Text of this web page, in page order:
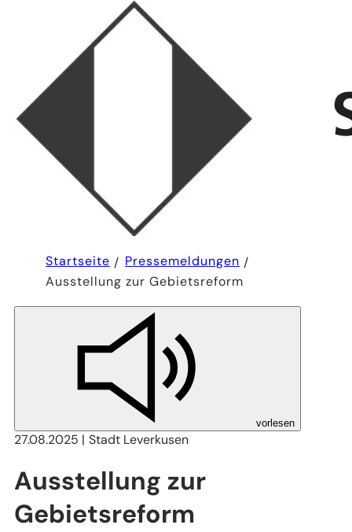
Startseite
Pressemeldungen
Ausstellung zur Gebietsreform
vorlesen
27.08.2025 Stadt Leverkusen
Ausstellung zur
Gebietsreform